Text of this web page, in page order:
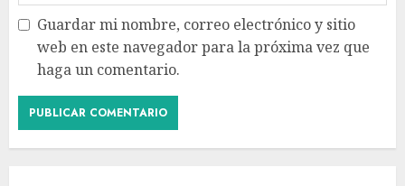
Guardar mi nombre, correo electrónico y sitio
web en este navegador para la próxima vez que
haga un comentario.